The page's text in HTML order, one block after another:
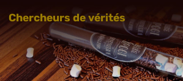
Chercheurs de vérités